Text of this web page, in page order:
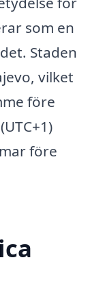
som en
Staden
vilket
före
före